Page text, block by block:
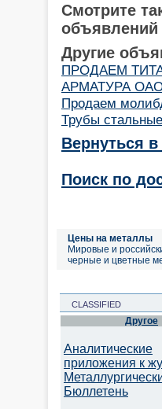
Смотрите
объявлений
Другие
ПРОДАЕМ
АРМАТУРА
Продаем
Трубы
Вернуться
Поиск по
Цены на металлы
Мировые и
черные и цветные
CLASSIFIED
Другое
Аналитические
приложения к
Бюллетень